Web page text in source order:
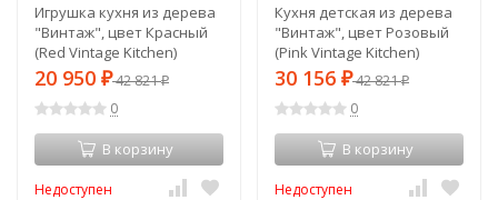
Игрушка кухня из дерева
"Винтаж", цвет Красный
(Red Vintage Kitchen)
(53173_KE)
20 950 ₽42 821₽
0
В корзину
Недоступен
Кухня детская из дерева
"Винтаж", цвет Розовый
(Pink Vintage Kitchen)
(53179_KE)
30 156 ₽42 821₽
0
В корзину
Недоступен